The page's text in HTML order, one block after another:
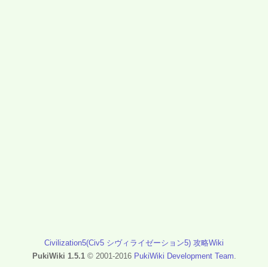
Civilization5(Civ5 シヴィライゼーション5) 攻略Wiki
PukiWiki 1.5.1© 2001-2016 PukiWiki Development Team.